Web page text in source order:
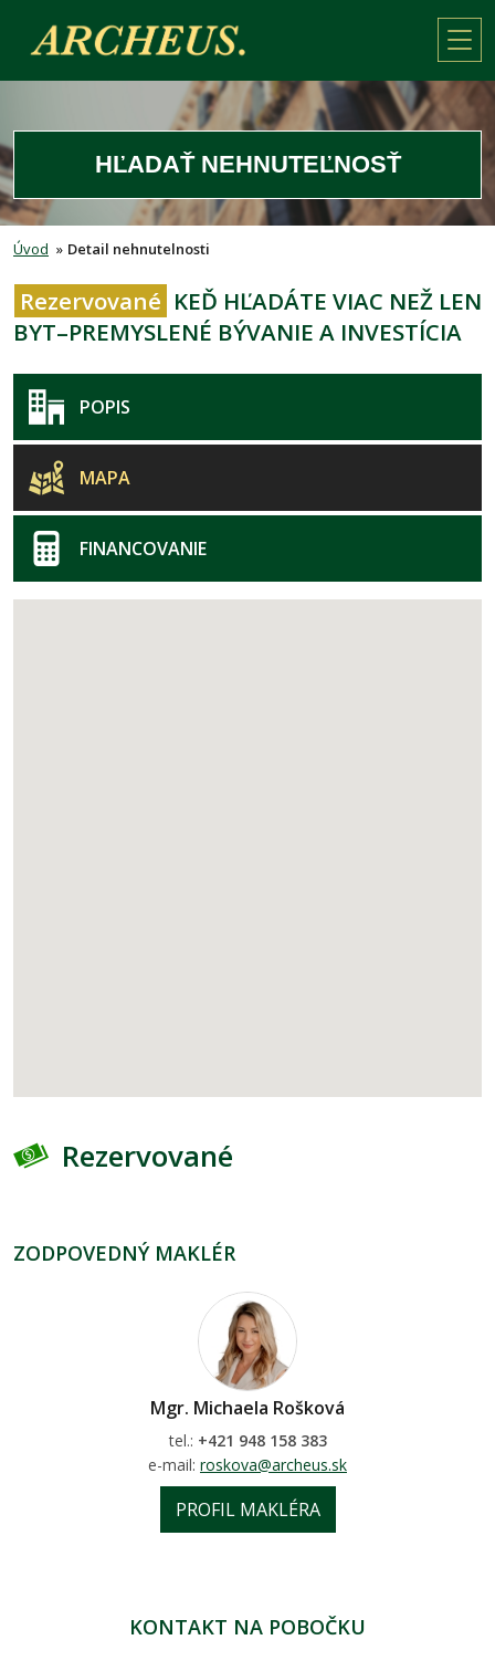
HĽADAŤ NEHNUTEĽNOSŤ
Úvod » Detail nehnutelnosti
Rezervované KEĎ HĽADÁTE VIAC NEŽ LEN
BYT–PREMYSLENÉ BÝVANIE A INVESTÍCIA
POPIS
MAPA
FINANCOVANIE
Rezervované
ZODPOVEDNÝ MAKLÉR
Mgr. Michaela Rošková
tel.: +421 948 158 383
e-mail: roskova@archeus.sk
PROFIL MAKLÉRA
KONTAKT NA POBOČKU